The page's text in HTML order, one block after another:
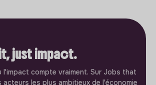
just impact.
l'impact compte vraiment. Sur Jobs that
acteurs les plus ambitieux de l'économie